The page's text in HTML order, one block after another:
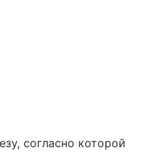
согласно которой